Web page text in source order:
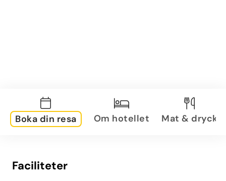
Boka din resa Om hotellet Mat & dryck
Faciliteter